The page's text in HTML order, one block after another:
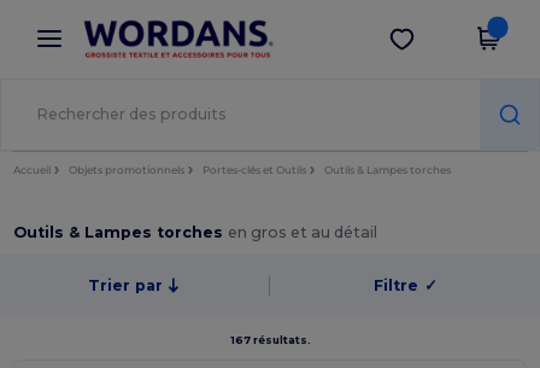
× Appli Wordans
Meilleurs prix sur l’app !
Obtenir l'appli
Accueil Objets promotionnels Portes-clés et Outils Outils & Lampes torches
Outils & Lampes torches en gros et au détail
Trier par Filtre ✓
167 résultats.